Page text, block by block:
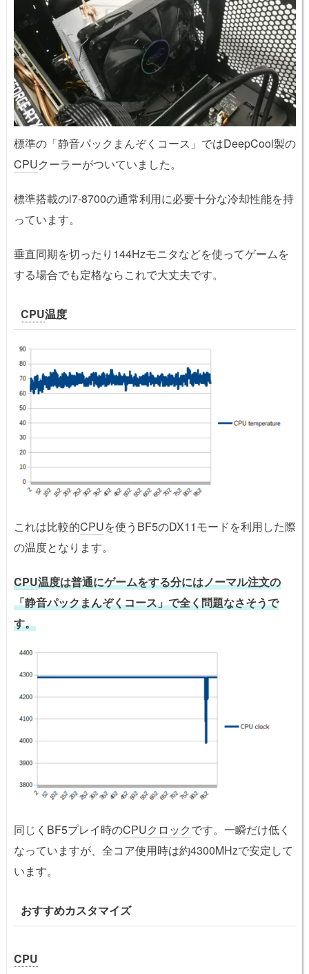
標準の「静音パックまんぞくコース」ではDeepCool製の
CPUクーラーがついていました。
標準搭載のi7-8700の通常利用に必要十分な冷却性能を持
っています。
垂直同期を切ったり144Hzモニタなどを使ってゲームを
する場合でも定格ならこれで大丈夫です。
CPU温度
これは比較的CPUを使うBF5のDX11モードを利用した際
の温度となります。
CPU温度は普通にゲームをする分にはノーマル注文の
「静音パックまんぞくコース」で全く問題なさそうで
す。
同じくBF5プレイ時のCPUクロックです。一瞬だけ低く
なっていますが、全コア使用時は約4300MHzで安定して
います。
おすすめカスタマイズ
CPU